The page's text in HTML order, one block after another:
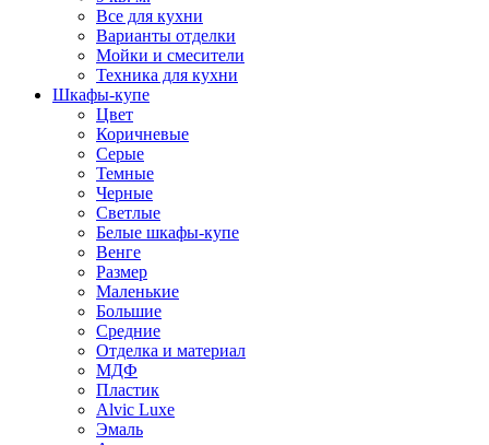
Все для кухни
Варианты отделки
Мойки и смесители
Техника для кухни
Шкафы-купе
Цвет
Коричневые
Серые
Темные
Черные
Светлые
Белые шкафы-купе
Венге
Размер
Маленькие
Большие
Средние
Отделка и материал
МДФ
Пластик
Alvic Luxe
Эмаль